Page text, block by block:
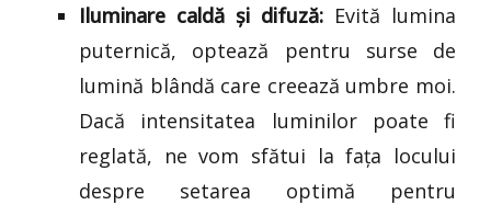
Iluminare caldă și difuză: Evită lumina
puternică, optează pentru surse de
lumină blândă care creează umbre moi.
Dacă intensitatea luminilor poate fi
reglată, ne vom sfătui la fața locului
despre setarea optimă pentru